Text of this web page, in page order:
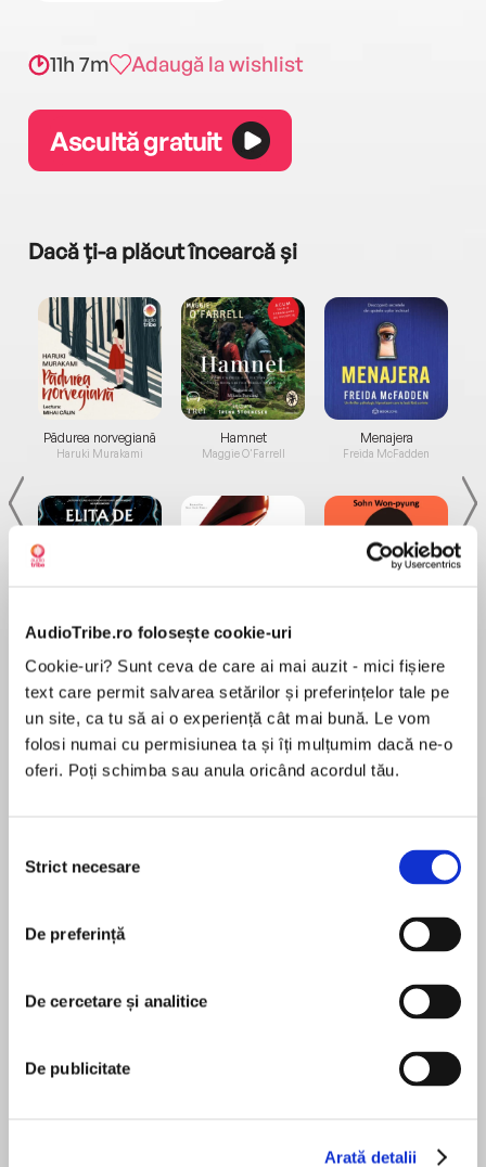
AudioTribe.ro folosește cookie-uri
Cookie-uri? Sunt ceva de care ai mai auzit - mici fișiere
text care permit salvarea setărilor și preferințelor tale pe
un site, ca tu să ai o experiență cât mai bună. Le vom
folosi numai cu permisiunea ta și îți mulțumim dacă ne-o
oferi. Poți schimba sau anula oricând acordul tău.
consimțământului
Strict necesare
De preferință
De cercetare și analitice
De publicitate
Arată detalii
11h 7m Adaugă la wishlist
Ascultă gratuit
Dacă ți-a plăcut încearcă și
Pădurea norvegiană
Haruki Murakami
Elita de Argint (Elita
Hamnet
Maggie O'Farrell
Diavolul se îmbracă de
Menajera
Freida McFadden
Desprecarte
Club
‘Intelligent, clever, poignant, sharp, and
final line. Another sure hit for Kia Abdullah’
MAI MULT
pentru această carte